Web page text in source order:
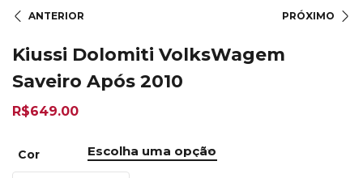
ANTERIOR PRÓXIMO
Kiussi Dolomiti VolksWagem
Saveiro Após 2010
R$649.00
Cor